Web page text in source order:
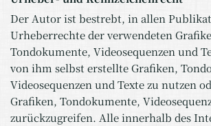
Der Autor ist bestrebt, in allen
Urheberrechte der verwendeten
Tondokumente, Videosequenzen und
von ihm selbst erstellte Grafiken,
Videosequenzen und Texte zu nutzen
Grafiken, Tondokumente,
zurückzugreifen. Alle innerhalb des